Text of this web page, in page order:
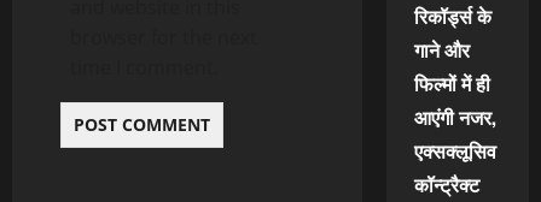
रिकॉर्ड्स के
गाने और
फिल्मों में ही
आएंगी नजर,
एक्सक्लूसिव
कॉन्ट्रैक्ट